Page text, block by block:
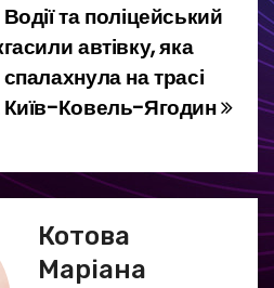
Водії та поліцейський
гасили автівку, яка
спалахнула на трасі
Київ-Ковель-Ягодин
Котова
Маріана